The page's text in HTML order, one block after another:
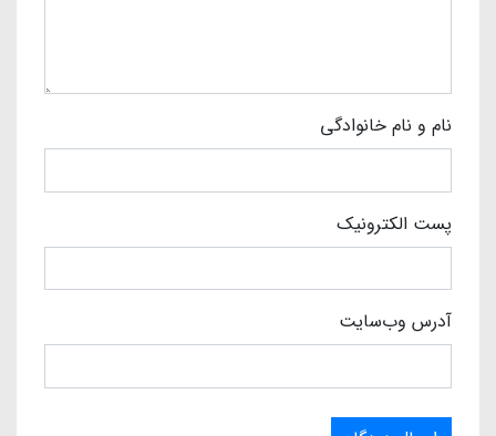
نام و نام خانوادگی
پست الکترونیک
آدرس وب‌سایت